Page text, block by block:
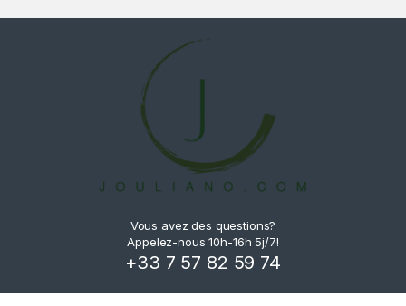
Vous avez des questions?
Appelez-nous 10h-16h 5j/7!
+33 7 57 82 59 74